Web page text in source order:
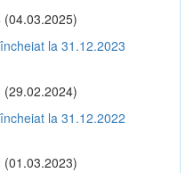
(04.03.2025)
la 31.12.2023
(29.02.2024)
la 31.12.2022
(01.03.2023)